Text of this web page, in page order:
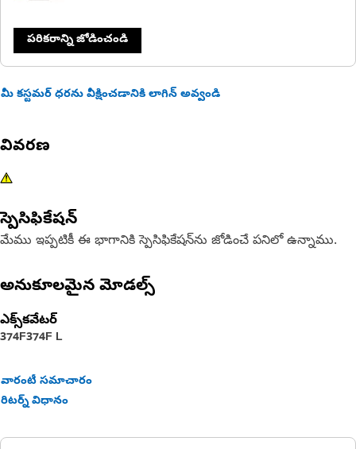
పరికరాన్ని జోడించండి
మీ కస్టమర్ ధరను వీక్షించడానికి లాగిన్ అవ్వండి
వివరణ
స్పెసిఫికేషన్
మేము ఇప్పటికీ ఈ భాగానికి స్పెసిఫికేషన్‌ను జోడించే పనిలో ఉన్నాము.
అనుకూలమైన మోడల్స్
ఎక్స్‌కవేటర్
374F374F L
వారంటీ సమాచారం
రిటర్న్ విధానం